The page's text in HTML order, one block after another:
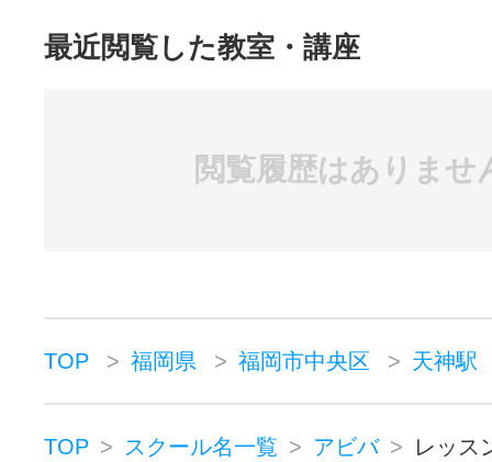
最近閲覧した教室・講座
閲覧履歴はありませ
TOP 福岡県 福岡市中央区 天神駅
TOP スクール名一覧 アビバ レッス